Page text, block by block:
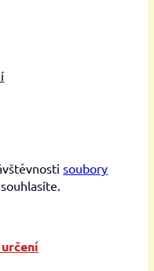
soubory